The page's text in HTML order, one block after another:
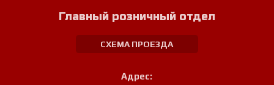
Главный розничный отдел
СХЕМА ПРОЕЗДА
Адрес: